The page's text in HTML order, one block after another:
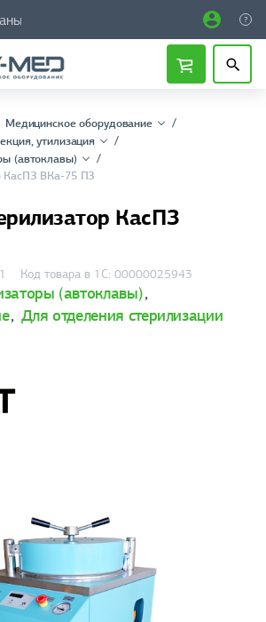
Медицинское оборудование
утилизация
(автоклавы)
КасПЗ ВКа-75 ПЗ
КасПЗ
Код товара в 1С: 00000025943
(автоклавы),
, Для отделения стерилизации